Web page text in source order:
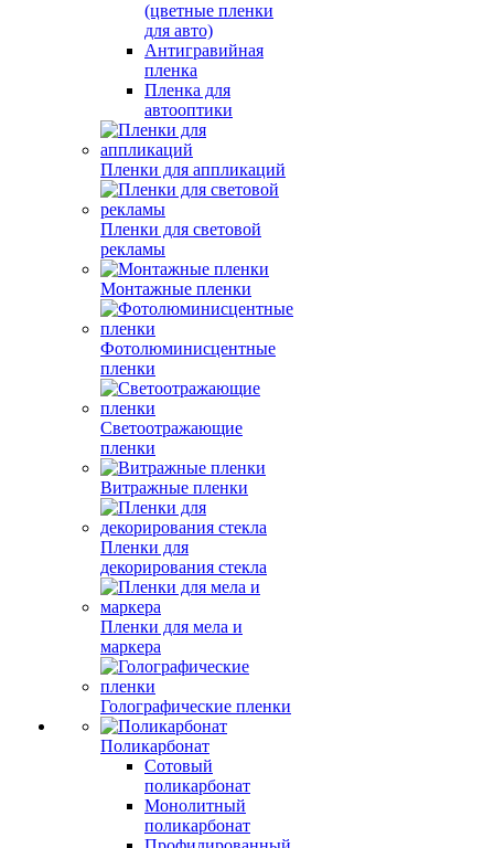
(цветные пленки
для авто)
Антигравийная
пленка
Пленка для
автооптики
Пленки для аппликаций
Пленки для световой
рекламы
Монтажные пленки
Фотолюминисцентные
пленки
Светоотражающие
пленки
Витражные пленки
Пленки для
декорирования стекла
Пленки для мела и
маркера
Голографические пленки
Поликарбонат
Сотовый
поликарбонат
Монолитный
поликарбонат